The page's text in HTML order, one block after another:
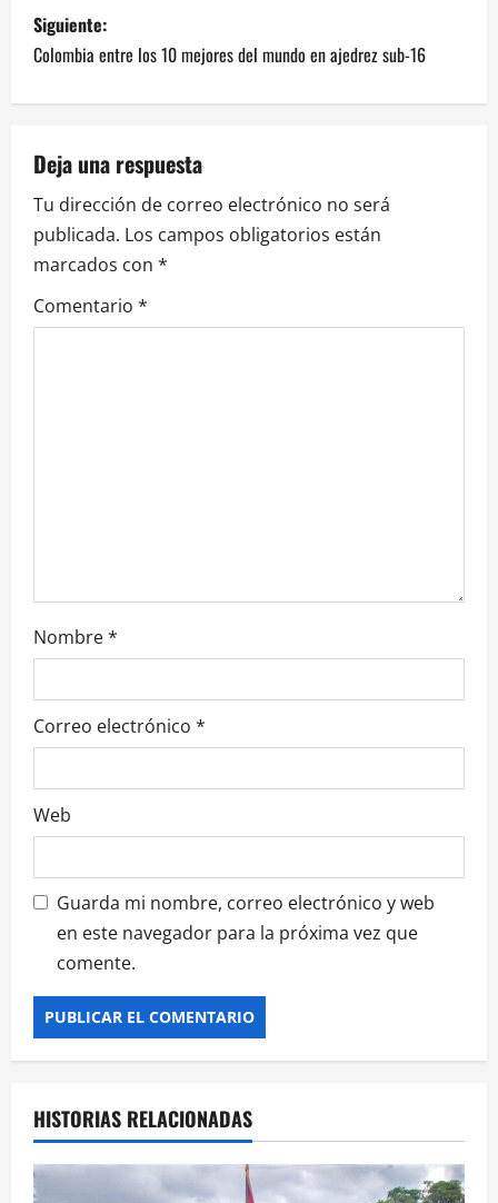
Siguiente:
Colombia entre los 10 mejores del mundo en ajedrez sub-16
Deja una respuesta
Tu dirección de correo electrónico no será
publicada. Los campos obligatorios están
marcados con *
Comentario *
Nombre*
Correo electrónico *
Web
Guarda mi nombre, correo electrónico y web
en este navegador para la próxima vez que
comente.
HISTORIAS RELACIONADAS